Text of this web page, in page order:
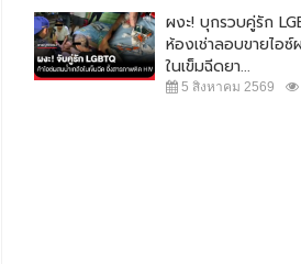
ผงะ! บุกรวบคู่รัก
ห้องเช่าลอบขายไอซ์
ในเข็มฉีดยา...
5 สิงหาคม 2569